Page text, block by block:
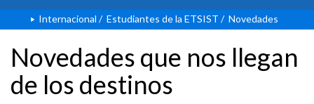
Internacional / Estudiantes de la ETSIST / Novedades
Novedades que nos llegan
de los destinos